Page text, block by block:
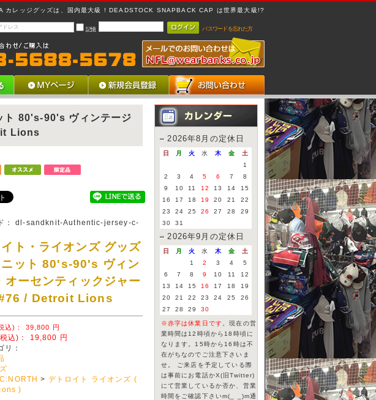
カレッジグッズは、国内最大級 ! DEADSTOCK SNAPBACK CAP は世界最大級!?
記憶 パスワードを忘れた方
ト 80's-90's ヴィンテージ
Lions
：dl-sandknit-Authentic-jersey-c-
ト・ライオンズ グッズ
ニット 80's-90's ヴィン
オーセンティックジャー
/ Detroit Lions
込)： 39,800 円
込)： 19,800 円
リ：
> デトロイト ライオンズ (
)
2026年8月の定休日
日 月 火 水 木 金
土
1
2
3 4 5 6 7
8
9
10 11 12 13 14
15
16
17 18 19 20 21
22
23
24 25 26 27 28
29
30
31
2026年9月の定休日
日 月 火 水 木 金
土
1
2 3 4
5
6
7 8 9 10 11
12
13
14 15 16 17 18
19
20
21 22 23 24 25
26
27
28 29 30
※赤字は休業日です。現在の営
業時間は12時頃から18時頃に
なります。15時から16時は不
在がちなのでご注意下さいま
せ。 ご来店を予定している際
は事前にお電話かX(旧Twitter)
にて営業しているか否か、営業
時間をご確認下さいm(_ _)m通